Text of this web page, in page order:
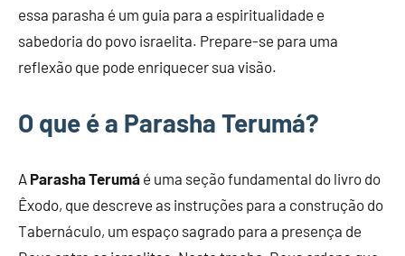
essa parasha é um guia para a espiritualidade e
sabedoria do povo israelita. Prepare-se para uma
reflexão que pode enriquecer sua visão.
O que é a Parasha Terumá?
A Parasha Terumá é uma seção fundamental do livro do
Êxodo, que descreve as instruções para a construção do
Tabernáculo, um espaço sagrado para a presença de